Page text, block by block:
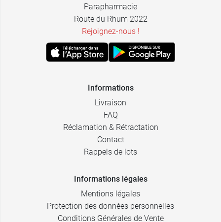
Parapharmacie
Route du Rhum 2022
Rejoignez-nous !
Informations
Livraison
FAQ
Réclamation & Rétractation
Contact
Rappels de lots
Informations légales
Mentions légales
Protection des données personnelles
Conditions Générales de Vente